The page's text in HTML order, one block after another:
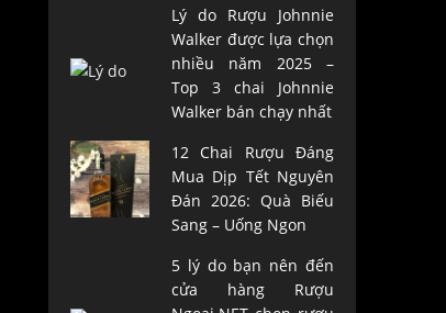
Lý do Rượu Johnnie
Walker được lựa chọn
nhiều năm 2025 –
Top 3 chai Johnnie
Walker bán chạy nhất
12 Chai Rượu Đáng
Mua Dịp Tết Nguyên
Đán 2026: Quà Biếu
Sang – Uống Ngon
5 lý do bạn nên đến
cửa hàng Rượu